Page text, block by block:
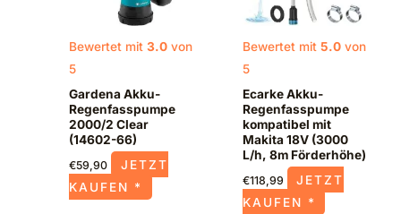
Bewertet mit3.0 von
5
Gardena Akku-
Regenfasspumpe
2000/2 Clear
(14602-66)
€59,90
JETZT
KAUFEN *
Bewertet mit 5.0von
5
Ecarke Akku-
Regenfasspumpe
kompatibel mit
Makita 18V (3000
L/h, 8m Förderhöhe)
€118,99
JETZT
KAUFEN *